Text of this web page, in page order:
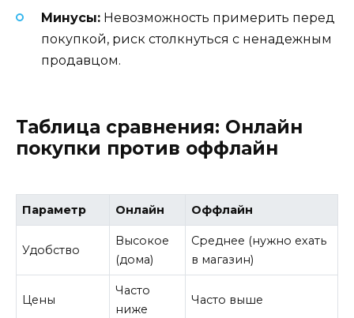
Минусы: Невозможность примерить перед
покупкой, риск столкнуться с ненадежным
продавцом.
Таблица сравнения: Онлайн
покупки против оффлайн
Параметр Онлайн Оффлайн
Удобство
Высокое
(дома)
Среднее (нужно ехать
в магазин)
Цены
Часто
ниже
Часто выше